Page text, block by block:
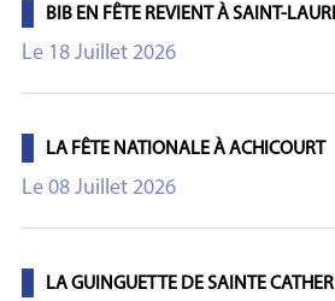
BIB EN FÊTE REVIENT À SAINT-
Le 18 Juillet 2026
LA FÊTE NATIONALE À ACHICOURT
Le 08 Juillet 2026
LA GUINGUETTE DE SAINTE